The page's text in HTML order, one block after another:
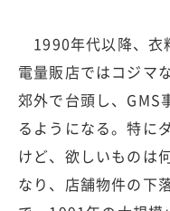
1990年代以降、衣
電量販店ではコジマ
郊外で台頭し、GMS
るようになる。特に
けど、欲しいものは
なり、店舗物件の下